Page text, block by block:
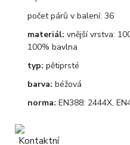
počet párů v balení: 36
materiál: vnější vrstva:
100% bavlna
typ: pětiprsté
barva: béžová
norma: EN388: 2444X,